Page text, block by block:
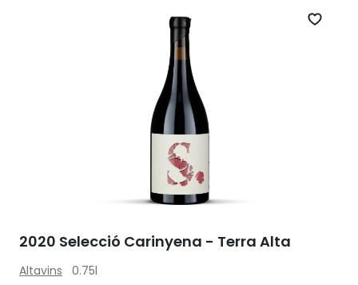
Zet
2020 Selecció Carinyena - Terra Alta
Altavins 0.75l